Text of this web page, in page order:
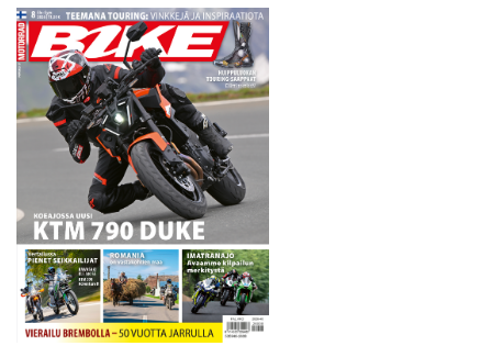
paikoin mies joutui käymään
tiukkaakin taistoa
paremmuudesta, ei hän
jättänyt jossitteluille varaa.
Vehniäinen…